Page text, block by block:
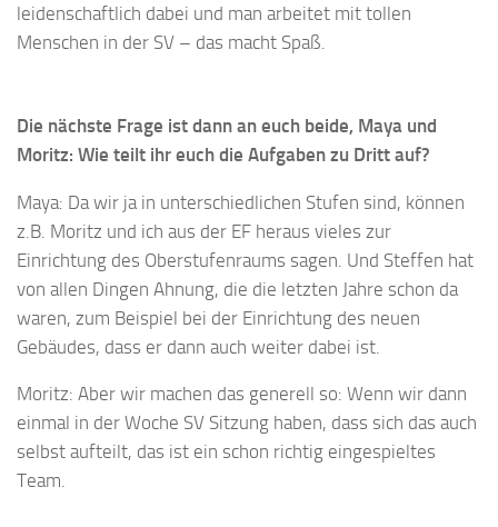
leidenschaftlich dabei und man arbeitet mit tollen
Menschen in der SV – das macht Spaß.
Die nächste Frage ist dann an euch beide, Maya und
Moritz: Wie teilt ihr euch die Aufgaben zu Dritt auf?
Maya: Da wir ja in unterschiedlichen Stufen sind, können
z.B. Moritz und ich aus der EF heraus vieles zur
Einrichtung des Oberstufenraums sagen. Und Steffen hat
von allen Dingen Ahnung, die die letzten Jahre schon da
waren, zum Beispiel bei der Einrichtung des neuen
Gebäudes, dass er dann auch weiter dabei ist.
Moritz: Aber wir machen das generell so: Wenn wir dann
einmal in der Woche SV Sitzung haben, dass sich das auch
selbst aufteilt, das ist ein schon richtig eingespieltes
Team.